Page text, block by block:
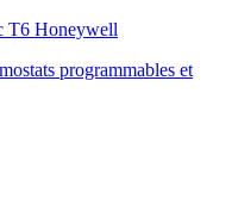
T6 Honeywell
programmables et